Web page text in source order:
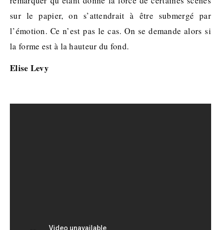
sur le papier, on s’attendrait à être submergé par
l’émotion. Ce n’est pas le cas. On se demande alors si
la forme est à la hauteur du fond.
Elise Levy